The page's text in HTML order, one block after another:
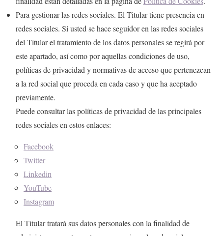
Para gestionar las redes sociales. El Titular tiene presencia en
redes sociales. Si usted se hace seguidor en las redes sociales
del Titular el tratamiento de los datos personales se regirá por
este apartado, así como por aquellas condiciones de uso,
políticas de privacidad y normativas de acceso que pertenezcan
a la red social que proceda en cada caso y que ha aceptado
previamente.
Puede consultar las políticas de privacidad de las principales
redes sociales en estos enlaces:
Facebook
Twitter
Linkedin
YouTube
Instagram
El Titular tratará sus datos personales con la finalidad de